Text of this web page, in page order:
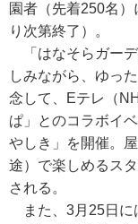
園者（先着250名
り次第終了）。
「はなそらガー
しみながら、ゆっ
念して、Eテレ（
ぱ」とのコラボイ
やしき」を開催。
途）で楽しめるス
される。
また、3月25日に